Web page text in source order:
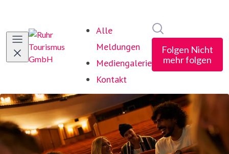
Alle
Meldungen
Mediengalerie
Kontakt
Folgen Nicht
mehr folgen